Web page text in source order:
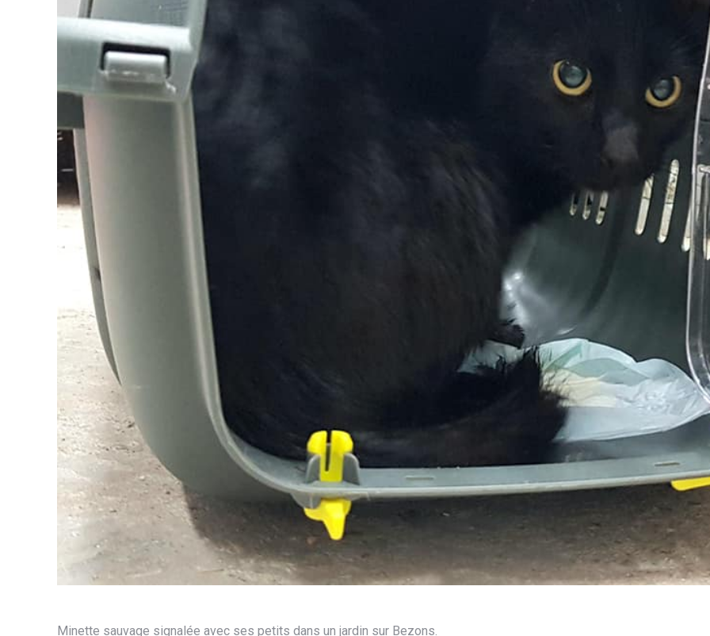
Minette sauvage signalée avec ses petits dans un jardin sur Bezons.